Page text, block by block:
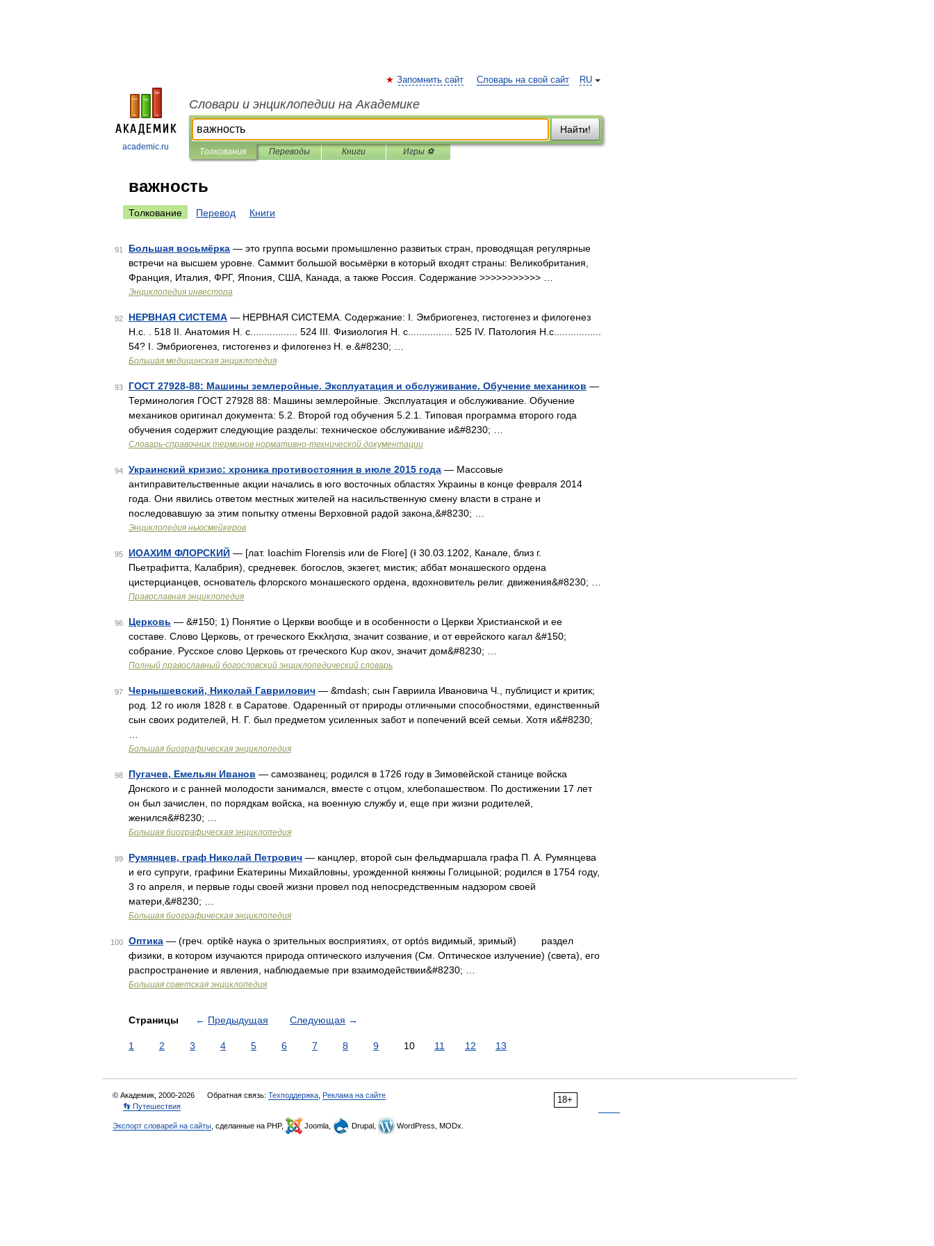
academic.ru
RU
Запомнить сайт Словарь на свой сайт
Словари и энциклопедии на Академике
Найти!
Толкования Переводы Книги Игры ⚽
важность
Толкование Перевод Книги
91 Большая восьмёрка — это группа восьми промышленно развитых стран, проводящая регулярные
встречи на высшем уровне. Саммит большой восьмёрки в который входят страны: Великобритания,
Франция, Италия, ФРГ, Япония, США, Канада, а также Россия. Содержание >>>>>>>>>>> …
Энциклопедия инвестора
92 НЕРВНАЯ СИСТЕМА — НЕРВНАЯ СИСТЕМА. Содержание: I. Эмбриогенез, гистогенез и филогенез
Н.с. . 518 II. Анатомия Н. с................. 524 III. Физиология Н. с................ 525 IV. Патология Н.с.................
54? I. Эмбриогенез, гистогенез и филогенез Н. е.&#8230; …
Большая медицинская энциклопедия
93 ГОСТ 27928-88: Машины землеройные. Эксплуатация и обслуживание. Обучение механиков —
Терминология ГОСТ 27928 88: Машины землеройные. Эксплуатация и обслуживание. Обучение
механиков оригинал документа: 5.2. Второй год обучения 5.2.1. Типовая программа второго года
обучения содержит следующие разделы: техническое обслуживание и&#8230; …
Словарь-справочник терминов нормативно-технической документации
94 Украинский кризис: хроника противостояния в июле 2015 года — Массовые
антиправительственные акции начались в юго восточных областях Украины в конце февраля 2014
года. Они явились ответом местных жителей на насильственную смену власти в стране и
последовавшую за этим попытку отмены Верховной радой закона,&#8230; …
Энциклопедия ньюсмейкеров
95 ИОАХИМ ФЛОРСКИЙ — [лат. Ioachim Florensis или de Flore] (Ɨ 30.03.1202, Канале, близ г.
Пьетрафитта, Калабрия), средневек. богослов, экзегет, мистик; аббат монашеского ордена
цистерцианцев, основатель флорского монашеского ордена, вдохновитель религ. движения&#8230; …
Православная энциклопедия
96 Церковь — &#150; 1) Понятие о Церкви вообще и в особенности о Церкви Христианской и ее
составе. Слово Церковь, от греческого Εκκλησια, значит созвание, и от еврейского кагал &#150;
собрание. Русское слово Церковь от греческого Κυρ ακον, значит дом&#8230; …
Полный православный богословский энциклопедический словарь
97 Чернышевский, Николай Гаврилович — &mdash; сын Гавриила Ивановича Ч., публицист и критик;
род. 12 го июля 1828 г. в Саратове. Одаренный от природы отличными способностями, единственный
сын своих родителей, Н. Г. был предметом усиленных забот и попечений всей семьи. Хотя и&#8230;
Большая биографическая энциклопедия
98 Пугачев, Емельян Иванов — самозванец; родился в 1726 году в Зимовейской станице войска
Донского и с ранней молодости занимался, вместе с отцом, хлебопашеством. По достижении 17 лет
он был зачислен, по порядкам войска, на военную службу и, еще при жизни родителей,
женился&#8230; …
Большая биографическая энциклопедия
99 Румянцев, граф Николай Петрович — канцлер, второй сын фельдмаршала графа П. А. Румянцева
и его супруги, графини Екатерины Михайловны, урожденной княжны Голицыной; родился в 1754 году,
3 го апреля, и первые годы своей жизни провел под непосредственным надзором своей
матери,&#8230; …
Большая биографическая энциклопедия
100 Оптика — (греч. optikē наука о зрительных восприятиях, от optós видимый, зримый) раздел
физики, в котором изучаются природа оптического излучения (См. Оптическое излучение) (света), его
распространение и явления, наблюдаемые при взаимодействии&#8230; …
Большая советская энциклопедия
Страницы ← Предыдущая Следующая →
1 2 3 4 5 6 7 8 9 10 11 12 13
18+
© Академик, 2000-2026 Обратная связь: Техподдержка Реклама на сайте
👣 Путешествия
Экспорт словарей на сайты , сделанные на PHP, Joomla, Drupal, WordPress, MODx.